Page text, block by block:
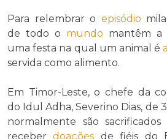
Para relembrar o episódio
de todo o mundo mantêm a
uma festa na qual um animal é
servida como alimento.
Em Timor-Leste, o chefe da
do Idul Adha, Severino Dias, de
normalmente são sacrificados
receberdoações de fiéis do